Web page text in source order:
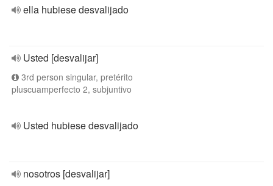
ella hubiese desvalijado
Usted [desvalijar]
3rd person singular, pretérito
pluscuamperfecto 2, subjuntivo
Usted hubiese desvalijado
nosotros [desvalijar]